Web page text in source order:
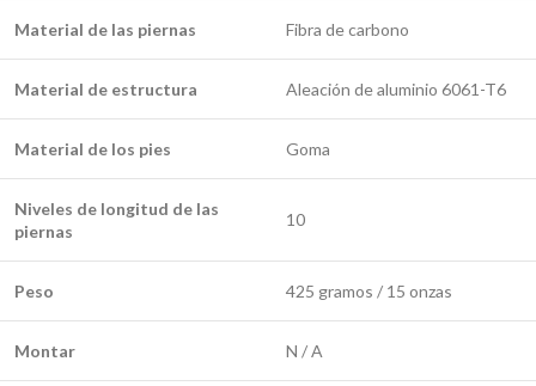
Material de las piernas Fibra de carbono
Material de estructura Aleación de aluminio 6061-T6
Material de los pies Goma
Niveles de longitud de las
piernas
10
Peso 425 gramos / 15 onzas
Montar N / A